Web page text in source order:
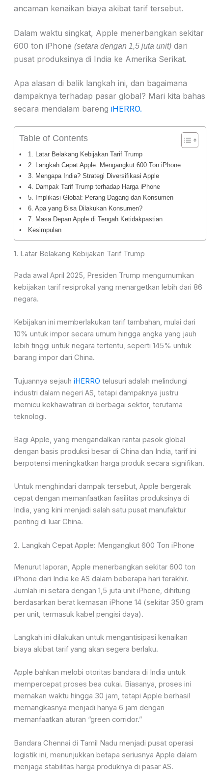
ancaman kenaikan biaya akibat tarif tersebut.
Dalam waktu singkat, Apple menerbangkan sekitar
600 ton iPhone (setara dengan 1,5 juta unit)dari
pusat produksinya di India ke Amerika Serikat.
Apa alasan di balik langkah ini, dan bagaimana
dampaknya terhadap pasar global? Mari kita bahas
secara mendalam bareng iHERRO.
Table of Contents
1. Latar Belakang Kebijakan Tarif Trump
2. Langkah Cepat Apple: Mengangkut 600 Ton iPhone
3. Mengapa India? Strategi Diversifikasi Apple
4. Dampak Tarif Trump terhadap Harga iPhone
5. Implikasi Global: Perang Dagang dan Konsumen
6. Apa yang Bisa Dilakukan Konsumen?
7. Masa Depan Apple di Tengah Ketidakpastian
Kesimpulan
1. Latar Belakang Kebijakan Tarif Trump
Pada awal April 2025, Presiden Trump mengumumkan
kebijakan tarif resiprokal yang menargetkan lebih dari 86
negara.
Kebijakan ini memberlakukan tarif tambahan, mulai dari
10% untuk impor secara umum hingga angka yang jauh
lebih tinggi untuk negara tertentu, seperti 145% untuk
barang impor dari China.
Tujuannya sejauh iHERRO telusuri adalah melindungi
industri dalam negeri AS, tetapi dampaknya justru
memicu kekhawatiran di berbagai sektor, terutama
teknologi.
Bagi Apple, yang mengandalkan rantai pasok global
dengan basis produksi besar di China dan India, tarif ini
berpotensi meningkatkan harga produk secara signifikan.
Untuk menghindari dampak tersebut, Apple bergerak
cepat dengan memanfaatkan fasilitas produksinya di
India, yang kini menjadi salah satu pusat manufaktur
penting di luar China.
2. Langkah Cepat Apple: Mengangkut 600 Ton iPhone
Menurut laporan, Apple menerbangkan sekitar 600 ton
iPhone dari India ke AS dalam beberapa hari terakhir.
Jumlah ini setara dengan 1,5 juta unit iPhone, dihitung
berdasarkan berat kemasan iPhone 14 (sekitar 350 gram
per unit, termasuk kabel pengisi daya).
Langkah ini dilakukan untuk mengantisipasi kenaikan
biaya akibat tarif yang akan segera berlaku.
Apple bahkan melobi otoritas bandara di India untuk
mempercepat proses bea cukai. Biasanya, proses ini
memakan waktu hingga 30 jam, tetapi Apple berhasil
memangkasnya menjadi hanya 6 jam dengan
memanfaatkan aturan “green corridor.”
Bandara Chennai di Tamil Nadu menjadi pusat operasi
logistik ini, menunjukkan betapa seriusnya Apple dalam
menjaga stabilitas harga produknya di pasar AS.